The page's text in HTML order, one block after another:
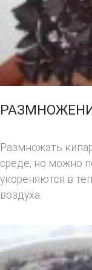
Размножать
среде, но можно
укореняются в
воздуха.